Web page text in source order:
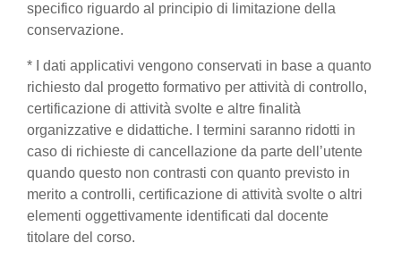
specifico riguardo al principio di limitazione della
conservazione.
* I dati applicativi vengono conservati in base a quanto
richiesto dal progetto formativo per attività di controllo,
certificazione di attività svolte e altre finalità
organizzative e didattiche. I termini saranno ridotti in
caso di richieste di cancellazione da parte dell’utente
quando questo non contrasti con quanto previsto in
merito a controlli, certificazione di attività svolte o altri
elementi oggettivamente identificati dal docente
titolare del corso.